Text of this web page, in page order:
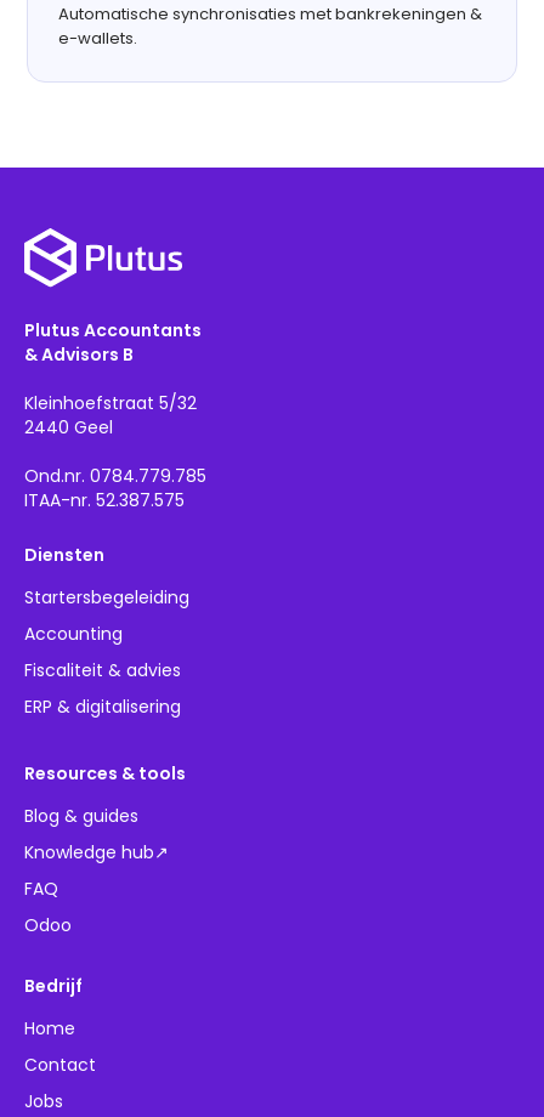
Automatische synchronisaties met bankrekeningen &
e-wallets.
Plutus Accountants
& Advisors B
Kleinhoefstraat 5/32
2440 Geel
Ond.nr. 0784.779.785
ITAA-nr. 52.387.575
Diensten
Startersbegeleiding
Accounting
Fiscaliteit & advies
ERP & digitalisering
Resources & tools
Blog & guides
Knowledge hub↗
FAQ
Odoo
Bedrijf
Home
Contact
Jobs